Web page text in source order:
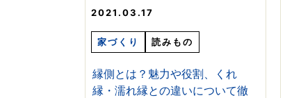
2021.03.17
家づくり 読みもの
縁側とは？魅力や役割、くれ
縁・濡れ縁との違いについて徹